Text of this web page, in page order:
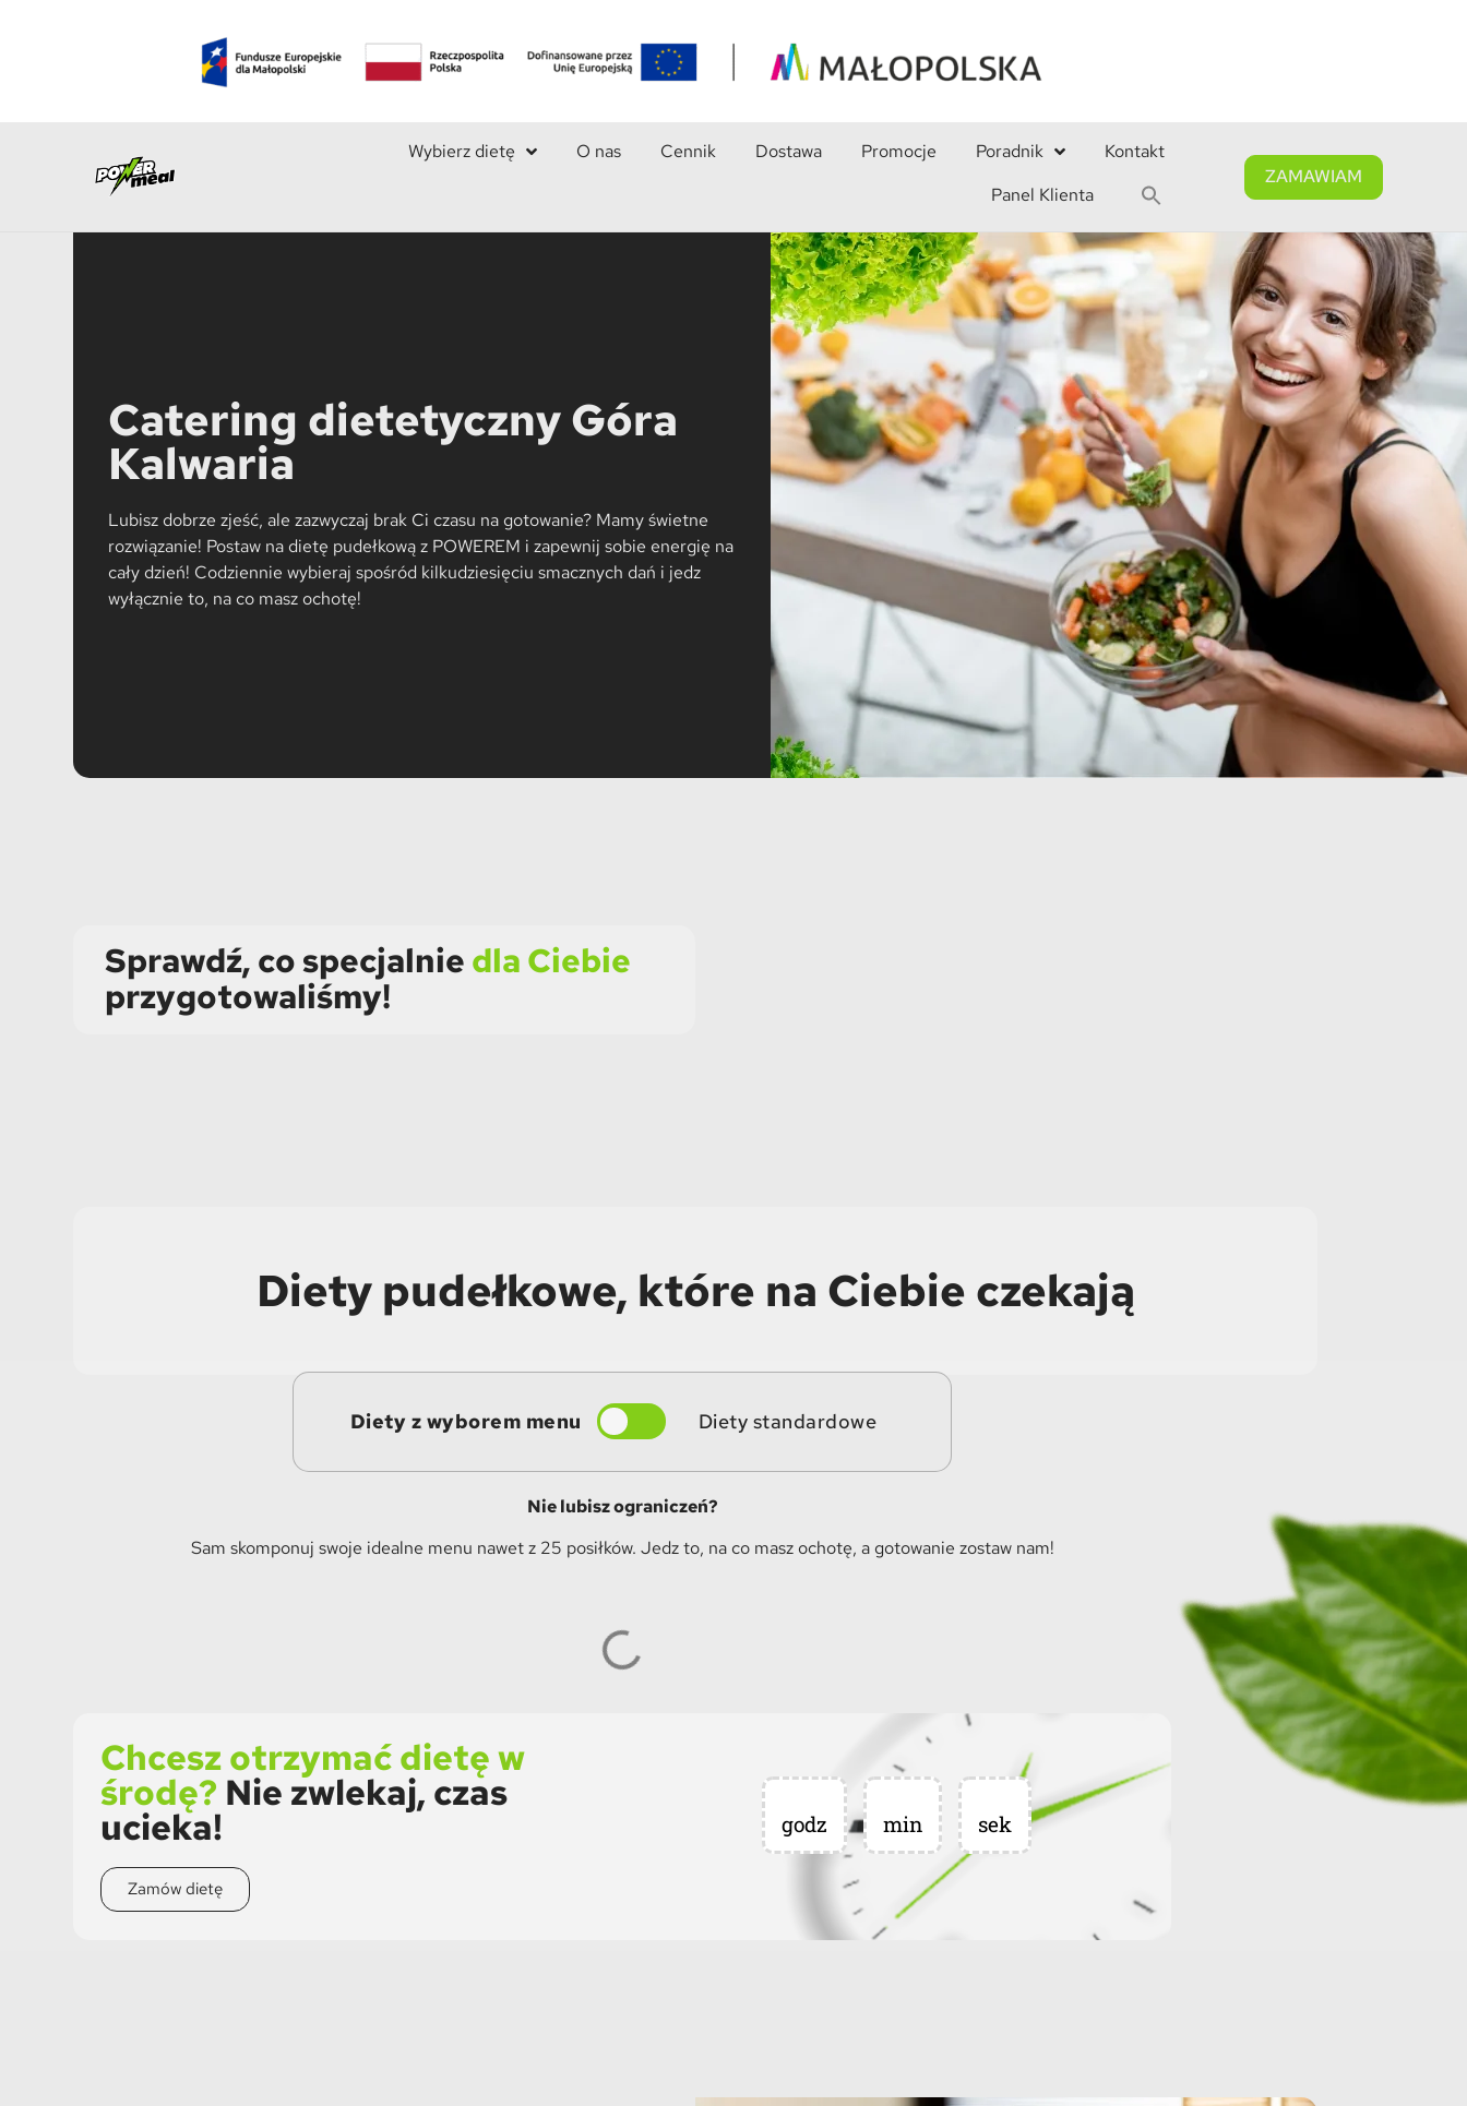
Wybierz dietę O nas Cennik Dostawa Promocje Poradnik
Kontakt
Panel Klienta
ZAMAWIAM
Catering dietetyczny Góra
Kalwaria
Lubisz dobrze zjeść, ale zazwyczaj brak Ci czasu na gotowanie? Mamy świetne
rozwiązanie! Postaw na dietę pudełkową z POWEREM i zapewnij sobie energię na
cały dzień! Codziennie wybieraj spośród kilkudziesięciu smacznych dań i jedz
wyłącznie to, na co masz ochotę!
Sprawdź, co specjalnie dla Ciebie
przygotowaliśmy!
Diety pudełkowe, które na Ciebie czekają
Diety z wyborem menu Diety standardowe
Nie lubisz ograniczeń?
Sam skomponuj swoje idealne menu nawet z 25 posiłków. Jedz to, na co masz ochotę, a gotowanie zostaw nam!
Chcesz otrzymać dietę w
środę? Nie zwlekaj, czas
ucieka!
Zamów dietę
godz min sek